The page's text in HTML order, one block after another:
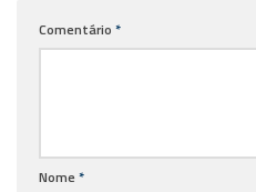
Comentário *
Nome *